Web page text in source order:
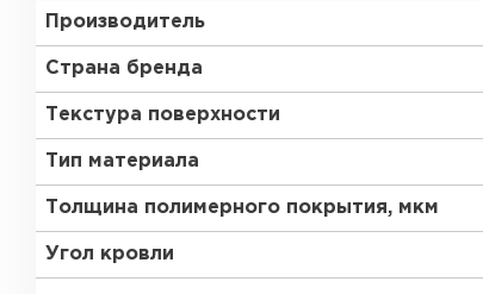
Производитель
Страна бренда
Текстура поверхности
Тип материала
Толщина полимерного покрытия, мкм
Угол кровли